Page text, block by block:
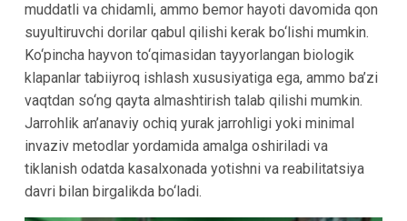
muddatli va chidamli, ammo bemor hayoti davomida qon
suyultiruvchi dorilar qabul qilishi kerak bo‘lishi mumkin.
Ko‘pincha hayvon to‘qimasidan tayyorlangan biologik
klapanlar tabiiyroq ishlash xususiyatiga ega, ammo ba’zi
vaqtdan so‘ng qayta almashtirish talab qilishi mumkin.
Jarrohlik an’anaviy ochiq yurak jarrohligi yoki minimal
invaziv metodlar yordamida amalga oshiriladi va
tiklanish odatda kasalxonada yotishni va reabilitatsiya
davri bilan birgalikda bo‘ladi.